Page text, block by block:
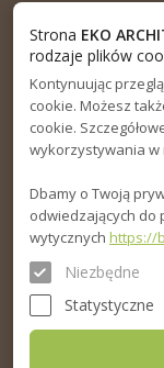
MENU
PORADNIK
Strona EKO
rodzaje plików
Kontynuując
cookie. Możesz
cookie.
wykorzystywania w
Dbamy o Twoją
odwiedzających do
wytycznych https://
Niezbędne
Statystyczne